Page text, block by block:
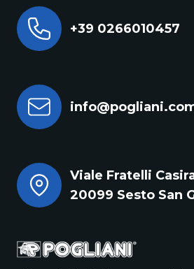
+39 0266010457
Viale Fratelli
20099 Sesto San